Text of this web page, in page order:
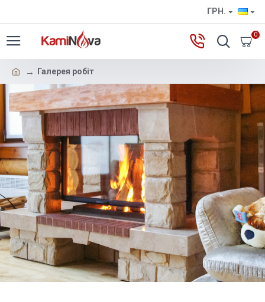
ГРН.
0
Галерея робіт